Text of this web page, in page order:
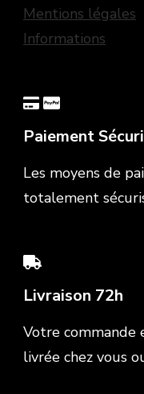
Mentions légales
Informations
Paiement
Les moyens de
totalement
Livraison 72h
Votre commande
livrée chez vous